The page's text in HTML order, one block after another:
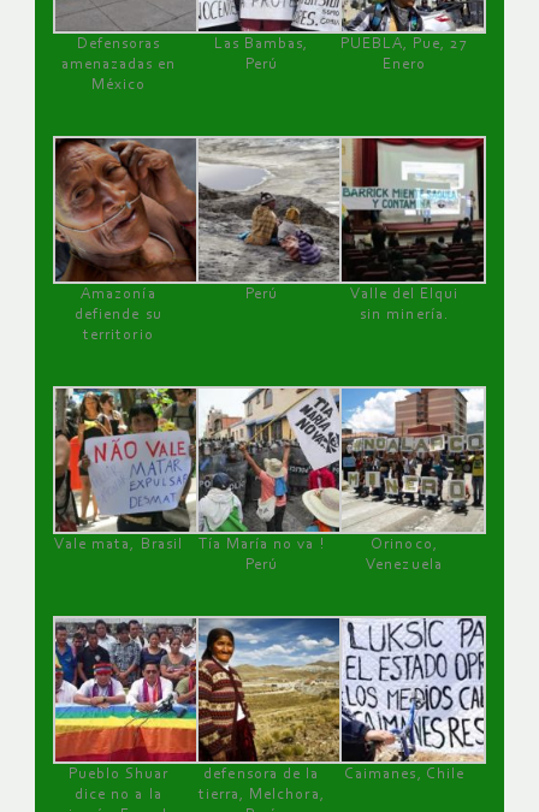
Defensoras
amenazadas en
México
Las Bambas,
Perú
PUEBLA, Pue, 27
Enero
Amazonía
defiende su
territorio
Perú
Valle del Elqui
sin minería.
Vale mata, Brasil
Tía María no va !
Perú
Orinoco,
Venezuela
Pueblo Shuar
dice no a la
defensora de la
tierra, Melchora,
Caimanes, Chile